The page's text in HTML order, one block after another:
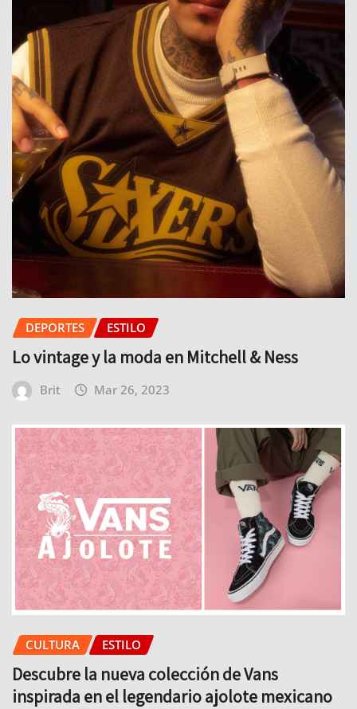
DEPORTES ESTILO
Lo vintage y la moda en Mitchell & Ness
Brit Mar 26, 2023
CULTURA ESTILO
Descubre la nueva colección de Vans
inspirada en el legendario ajolote mexicano